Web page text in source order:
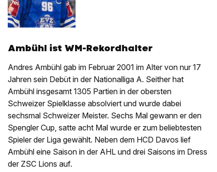
Ambühl ist WM-Rekordhalter
Andres Ambühl gab im Februar 2001 im Alter von nur 17
Jahren sein Debüt in der Nationalliga A. Seither hat
Ambühl insgesamt 1305 Partien in der obersten
Schweizer Spielklasse absolviert und wurde dabei
sechsmal Schweizer Meister. Sechs Mal gewann er den
Spengler Cup, satte acht Mal wurde er zum beliebtesten
Spieler der Liga gewählt. Neben dem HCD Davos lief
Ambühl eine Saison in der AHL und drei Saisons im Dress
der ZSC Lions auf.